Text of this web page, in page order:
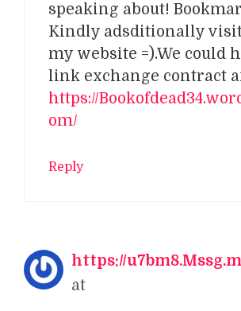
speaking about!
Kindly adsditionally
my website =).We could
link exchange contract
https://
om/
Reply
https://
at